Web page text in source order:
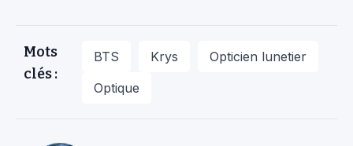
Mots
clés :
BTS Krys
Opticien lunetier
Optique